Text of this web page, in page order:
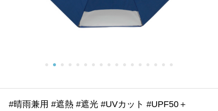
#晴雨兼用 #遮熱 #遮光 #UVカット #UPF50＋